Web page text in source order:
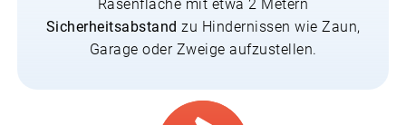
Rasenfläche mit etwa 2 Metern
Sicherheitsabstand zu Hindernissen wie Zaun,
Garage oder Zweige aufzustellen.